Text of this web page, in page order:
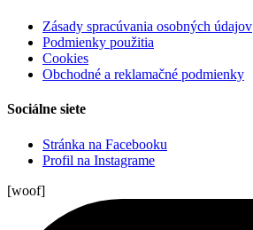
Zásady spracúvania osobných údajov
Podmienky použitia
Cookies
Obchodné a reklamačné podmienky
Sociálne siete
Stránka na Facebooku
Profil na Instagrame
[woof]